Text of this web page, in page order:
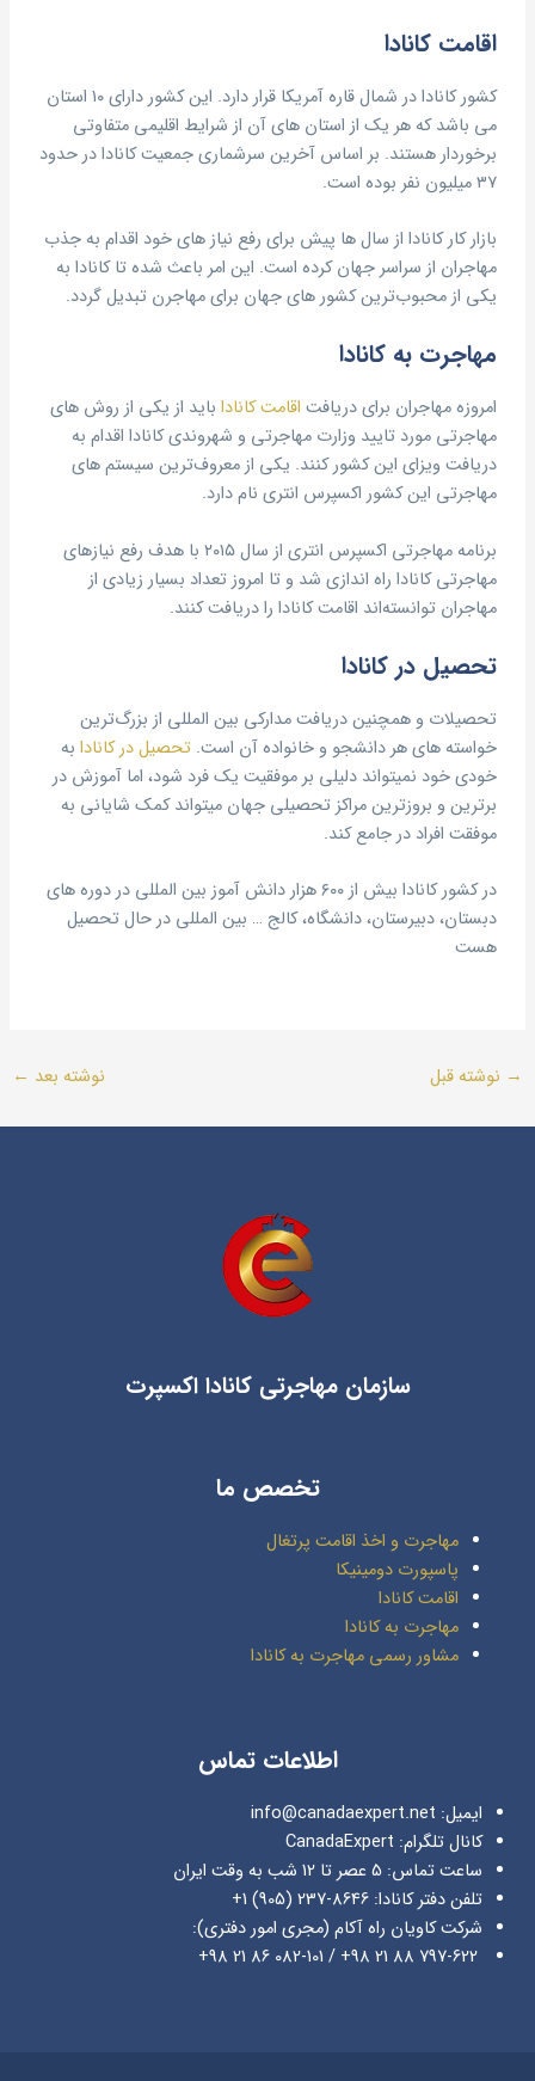
اقامت کانادا
کشور کانادا در شمال قاره آمریکا قرار دارد. این کشور دارای ۱۰ استان
می باشد که هر یک از استان های آن از شرایط اقلیمی متفاوتی
برخوردار هستند. بر اساس آخرین سرشماری جمعیت کانادا در حدود
۳۷ میلیون نفر بوده است.
بازار کار کانادا از سال ها پیش برای رفع نیاز های خود اقدام به جذب
مهاجران از سراسر جهان کرده است. این امر باعث شده تا کانادا به
یکی از محبوب‌ترین کشور های جهان برای مهاجرن تبدیل گردد.
مهاجرت به کانادا
امروزه مهاجران برای دریافت اقامت کانادا باید از یکی از روش های
مهاجرتی مورد تایید وزارت مهاجرتی و شهروندی کانادا اقدام به
دریافت ویزای این کشور کنند. یکی از معروف‌ترین سیستم های
مهاجرتی این کشور اکسپرس انتری نام دارد.
برنامه مهاجرتی اکسپرس انتری از سال ۲۰۱۵ با هدف رفع نیازهای
مهاجرتی کانادا راه اندازی شد و تا امروز تعداد بسیار زیادی از
مهاجران توانسته‌اند اقامت کانادا را دریافت کنند.
تحصیل در کانادا
تحصیلات و همچنین دریافت مدارکی بین المللی از بزرگ‌ترین
خواسته های هر دانشجو و خانواده آن است. تحصیل در کانادا به
خودی خود نمیتواند دلیلی بر موفقیت یک فرد شود، اما آموزش در
برترین و بروزترین مراکز تحصیلی جهان میتواند کمک شایانی به
موفقت افراد در جامع کند.
در کشور کانادا بیش از ۶۰۰ هزار دانش آموز بین المللی در دوره های
دبستان، دبیرستان، دانشگاه، کالج … بین المللی در حال تحصیل
هست
→ نوشته قبل نوشته بعد ←
سازمان مهاجرتی کانادا اکسپرت
تخصص ما
مهاجرت و اخذ اقامت پرتغال
پاسپورت دومینیکا
اقامت کانادا
مهاجرت به کانادا
مشاور رسمی مهاجرت به کانادا
اطلاعات تماس
ایمیل: info@canadaexpert.net
کانال تلگرام: CanadaExpert
ساعت تماس: 5 عصر تا 12 شب به وقت ایران
تلفن دفتر کانادا: 8646-237 (905) 1+
شرکت کاویان راه آکام (مجری امور دفتری):